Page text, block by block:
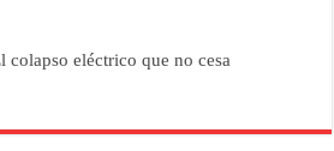
colapso eléctrico que no cesa